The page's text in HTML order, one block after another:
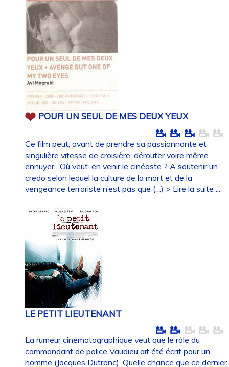
POUR UN SEUL DE MES DEUX YEUX
Ce film peut, avant de prendre sa passionnante et
singulière vitesse de croisière, dérouter voire même
ennuyer . Où veut-en venir le cinéaste ? A soutenir un
credo selon lequel la culture de la mort et de la
vengeance terroriste n’est pas que (…) > Lire la suite ...
LE PETIT LIEUTENANT
La rumeur cinématographique veut que le rôle du
commandant de police Vaudieu ait été écrit pour un
homme (Jacques Dutronc). Quelle chance que ce dernier